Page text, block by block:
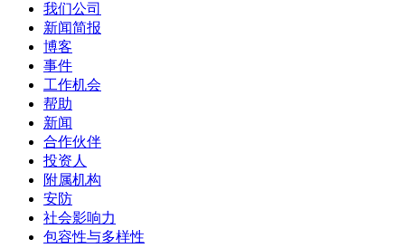
我们公司
新闻简报
博客
事件
工作机会
帮助
新闻
合作伙伴
投资人
附属机构
安防
社会影响力
包容性与多样性